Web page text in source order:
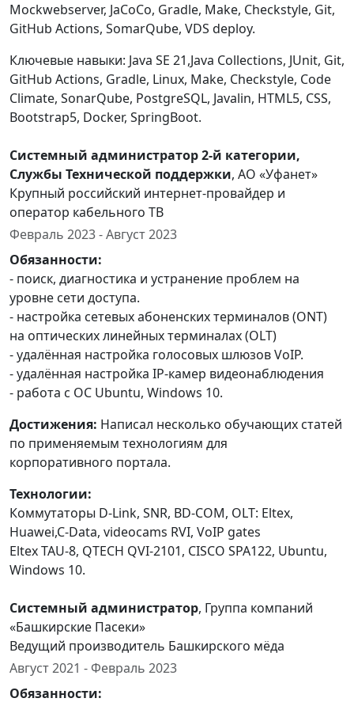
Mockwebserver, JaCoCo, Gradle, Make, Checkstyle, Git,
GitHub Actions, SomarQube, VDS deploy.
Ключевые навыки: Java SE 21,Java Collections, JUnit, Git,
GitHub Actions, Gradle, Linux, Make, Checkstyle, Code
Climate, SonarQube, PostgreSQL, Javalin, HTML5, CSS,
Bootstrap5, Docker, SpringBoot.
Системный администратор 2-й категории,
Службы Технической поддержки, АО «Уфанет»
Крупный российский интернет-провайдер и
оператор кабельного ТВ
Февраль 2023 - Август 2023
Обязанности:
- поиск, диагностика и устранение проблем на
уровне сети доступа.
- настройка сетевых абоненских терминалов (ONT)
на оптических линейных терминалах (OLT)
- удалённая настройка голосовых шлюзов VoIP.
- удалённая настройка IP-камер видеонаблюдения
- работа с ОС Ubuntu, Windows 10.
Достижения: Написал несколько обучающих статей
по применяемым технологиям для
корпоративного портала.
Технологии:
Коммутаторы D-Link, SNR, BD-COM, OLT: Eltex,
Huawei,C-Data, videocams RVI, VoIP gates
Eltex TAU-8, QTECH QVI-2101, CISCO SPA122, Ubuntu,
Windows 10.
Системный администратор, Группа компаний
«Башкирские Пасеки»
Ведущий производитель Башкирского мёда
Август 2021 - Февраль 2023
Обязанности: